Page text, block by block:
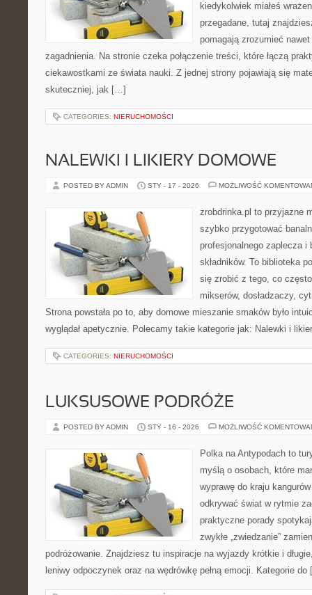
kiedykolwiek miałeś
przegadane, tutaj
pomagają zrozumieć nawet
zagadnienia. Na stronie czeka połączenie treści, które łączą
ciekawostkami ze świata nauki. Z jednej strony pojawiają się
skuteczniej, jak […]
CATEGORIES: NIERUCHOMOŚCI
NALEWKI I LIKIERY DOMOWE
POSTED BY ADMIN STY - 17 - 2026 MOŻLIWOŚĆ
zrobdrinka.pl to przyjazne
szybko przygotować
profesjonalnego zaplecza i
składników. To biblioteka
się zrobić z tego, co
mikserów, dosładzaczy,
Strona powstała po to, aby domowe mieszanie smaków było
wyglądał apetycznie. Polecamy takie kategorie jak: Nalewki i
CATEGORIES: NIERUCHOMOŚCI
LUKSUSOWE PODRÓŻE
POSTED BY ADMIN STY - 16 - 2026 MOŻLIWOŚĆ
Polka na Antypodach to
myślą o osobach, które
wyprawę do kraju
odkrywać świat w rytmie
praktyczne porady
zwykłe „zwiedzanie”
podróżowanie. Znajdziesz tu inspiracje na wyjazdy krótkie i
leniwy odpoczynek oraz na wędrówkę pełną emocji. Kategorie